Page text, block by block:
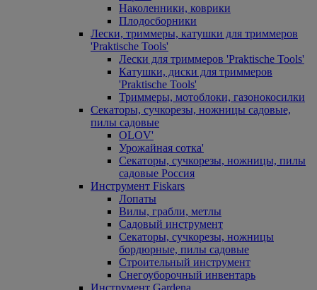
Наколенники, коврики
Плодосборники
Лески, триммеры, катушки для триммеров
'Praktische Tools'
Лески для триммеров 'Praktische Tools'
Катушки, диски для триммеров
'Praktische Tools'
Триммеры, мотоблоки, газонокосилки
Секаторы, сучкорезы, ножницы садовые,
пилы садовые
OLOV'
Урожайная сотка'
Секаторы, сучкорезы, ножницы, пилы
садовые Россия
Инструмент Fiskars
Лопаты
Вилы, грабли, метлы
Садовый инструмент
Секаторы, сучкорезы, ножницы
бордюрные, пилы садовые
Строительный инструмент
Снегоуборочный инвентарь
Инструмент Gardena